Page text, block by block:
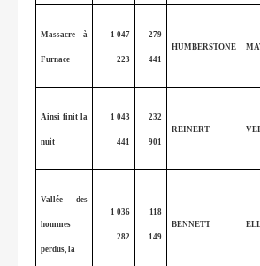
Massacre à
Furnace
1 047
223
279
441
HUMBERSTONE
Ainsi finit la
nuit
1 043
441
232
901
REINERT
Vallée des
hommes
perdus, la
1 036
282
118
149
BENNETT